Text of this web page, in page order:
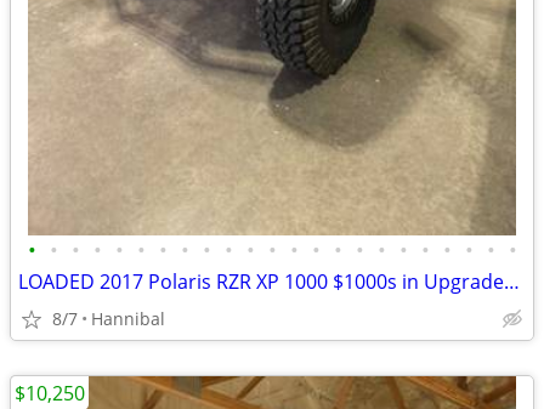
• • • • • • • • • • • • • • • • • • • • • • •
LOADED 2017 Polaris RZR XP 1000 $1000s in Upgrades/Accessories
8/7 Hannibal
$10,250